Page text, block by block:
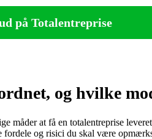
på Totalentreprise
og hvilke
måder at få en totalentreprise
og risici du skal være